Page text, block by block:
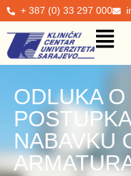
+ 387 (0) 33 297 000
ODLUKA
NABAVKU